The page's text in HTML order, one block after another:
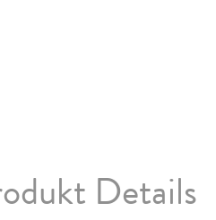
Details